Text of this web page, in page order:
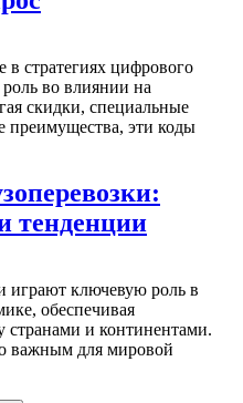
стратегиях цифрового
во влиянии на
скидки, специальные
преимущества, эти коды
тенденции
играют ключевую роль в
обеспечивая
странами и континентами.
важным для мировой